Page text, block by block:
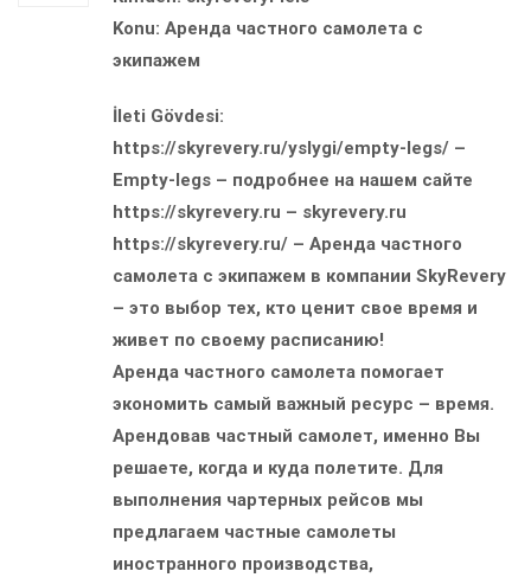
Konu: Аренда частного самолета с
экипажем
İleti Gövdesi:
https://skyrevery.ru/yslygi/empty-legs/ –
Empty-legs – подробнее на нашем сайте
https://skyrevery.ru – skyrevery.ru
https://skyrevery.ru/ – Аренда частного
самолета с экипажем в компании SkyRevery
– это выбор тех, кто ценит свое время и
живет по своему расписанию!
Аренда частного самолета помогает
экономить самый важный ресурс – время.
Арендовав частный самолет, именно Вы
решаете, когда и куда полетите. Для
выполнения чартерных рейсов мы
предлагаем частные самолеты
иностранного производства,